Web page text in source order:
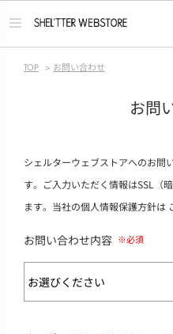
メ
TOP > お問い合わせ
お問
シェルターウェブストアへのお問
す。ご入力いただく情報はSSL（
ます。当社の個人情報保護方針は
お問い合わせ内容